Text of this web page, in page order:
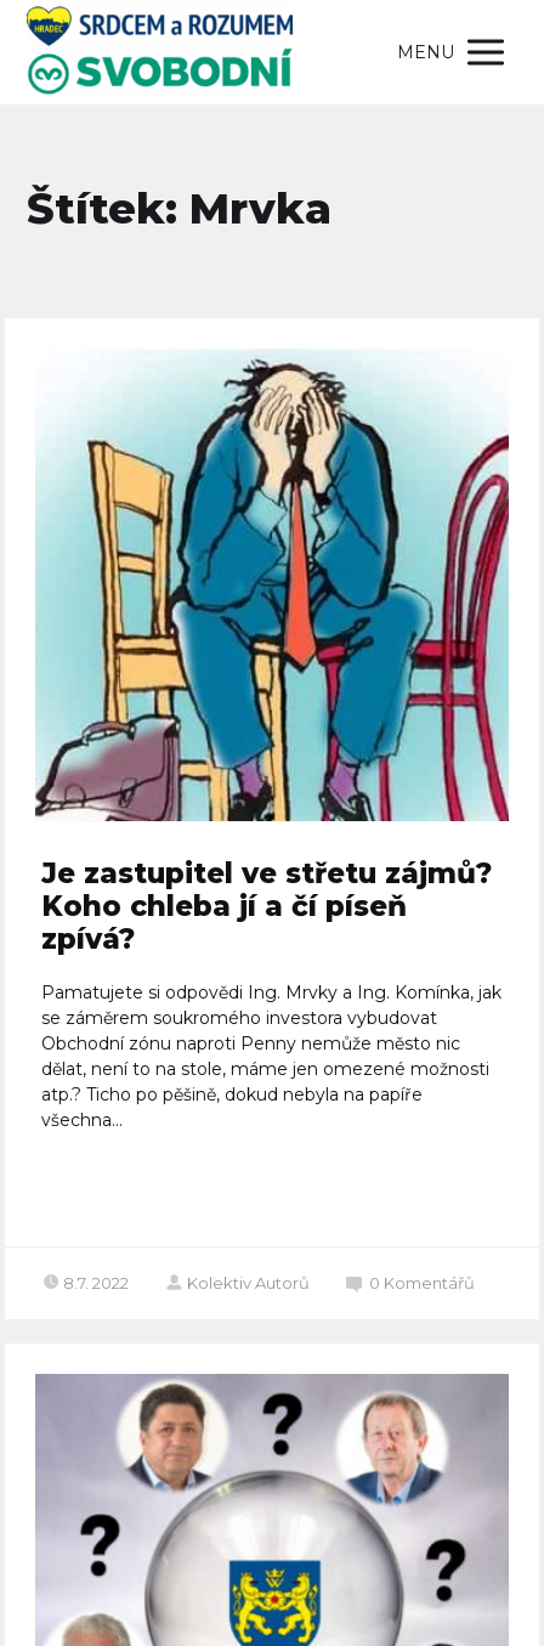
MENU
Štítek: Mrvka
Je zastupitel ve střetu zájmů?
Koho chleba jí a čí píseň
zpívá?
Pamatujete si odpovědi Ing. Mrvky a Ing. Komínka, jak
se záměrem soukromého investora vybudovat
Obchodní zónu naproti Penny nemůže město nic
dělat, není to na stole, máme jen omezené možnosti
atp.? Ticho po pěšině, dokud nebyla na papíře
všechna...
8.7. 2022 Kolektiv Autorů 0 Komentářů